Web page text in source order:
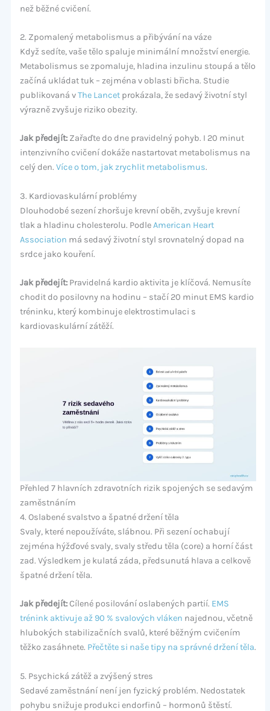
než běžné cvičení.
2. Zpomalený metabolismus a přibývání na váze
Když sedíte, vaše tělo spaluje minimální množství energie.
Metabolismus se zpomaluje, hladina inzulinu stoupá a tělo
začíná ukládat tuk – zejména v oblasti břicha. Studie
publikovaná vThe Lancetprokázala, že sedavý životní styl
výrazně zvyšuje riziko obezity.
Jak předejít:Zařaďte do dne pravidelný pohyb. I 20 minut
intenzivního cvičení dokáže nastartovat metabolismus na
celý den. Více o tom, jak zrychlit metabolismus.
3. Kardiovaskulární problémy
Dlouhodobé sezení zhoršuje krevní oběh, zvyšuje krevní
tlak a hladinu cholesterolu. PodleAmerican Heart
Association má sedavý životní styl srovnatelný dopad na
srdce jako kouření.
Jak předejít:Pravidelná kardio aktivita je klíčová. Nemusíte
chodit do posilovny na hodinu – stačí 20 minut EMS kardio
tréninku, který kombinuje elektrostimulaci s
kardiovaskulární zátěží.
Přehled 7 hlavních zdravotních rizik spojených se sedavým
zaměstnáním
4. Oslabené svalstvo a špatné držení těla
Svaly, které nepoužíváte, slábnou. Při sezení ochabují
zejména hýžďové svaly, svaly středu těla (core) a horní část
zad. Výsledkem je kulatá záda, předsunutá hlava a celkově
špatné držení těla.
Jak předejít:Cílené posilování oslabených partií. EMS
trénink aktivuje až 90 % svalových vláken najednou, včetně
hlubokých stabilizačních svalů, které běžným cvičením
těžko zasáhnete. Přečtěte si naše tipy na správné držení těla.
5. Psychická zátěž a zvýšený stres
Sedavé zaměstnání není jen fyzický problém. Nedostatek
pohybu snižuje produkci endorfinů – hormonů štěstí.